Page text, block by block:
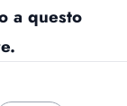
a questo